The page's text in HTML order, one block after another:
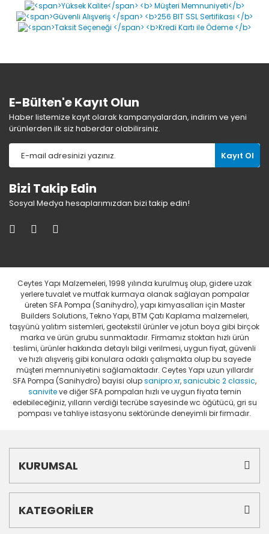
Yorum Yaz
E-Bülten'e Kayıt Olun
Haber listemize kayıt olarak kampanyalardan, indirim ve yeni
ürünlerden ilk siz haberdar olabilirsiniz.
Kayıt Ol
Bizi Takip Edin
Sosyal Medya hesaplarımızdan bizi takip edin!
Ceytes Yapı Malzemeleri, 1998 yılında kurulmuş olup, gidere uzak
yerlere tuvalet ve mutfak kurmaya olanak sağlayan pompalar
üreten SFA Pompa (Sanihydro), yapı kimyasalları için Master
Builders Solutions, Tekno Yapı, BTM Çatı Kaplama malzemeleri,
taşyünü yalıtım sistemleri, geotekstil ürünler ve jotun boya gibi birçok
marka ve ürün grubu sunmaktadır. Firmamız stoktan hızlı ürün
teslimi, ürünler hakkında detaylı bilgi verilmesi, uygun fiyat, güvenli
ve hızlı alışveriş gibi konulara odaklı çalışmakta olup bu sayede
müşteri memnuniyetini sağlamaktadır. Ceytes Yapı uzun yıllardır
SFA Pompa (Sanihydro) bayisi olupsanipro xr,sanicubic 2 classic,
saniviteve diğer SFA pompaları hızlı ve uygun fiyata temin
edebileceğiniz, yılların verdiği tecrübe sayesinde wc öğütücü, gri su
pompası ve tahliye istasyonu sektöründe deneyimli bir firmadır.
KURUMSAL
KATEGORİLER